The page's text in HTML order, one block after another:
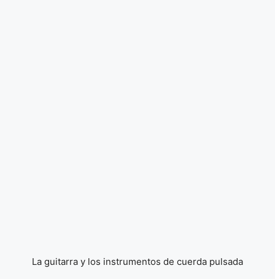
La guitarra y los instrumentos de cuerda pulsada